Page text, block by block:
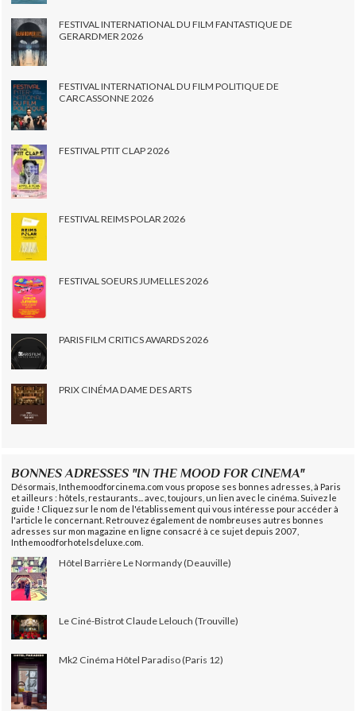
FESTIVAL INTERNATIONAL DU FILM FANTASTIQUE DE
GERARDMER 2026
FESTIVAL INTERNATIONAL DU FILM POLITIQUE DE
CARCASSONNE 2026
FESTIVAL PTIT CLAP 2026
FESTIVAL REIMS POLAR 2026
FESTIVAL SOEURS JUMELLES 2026
PARIS FILM CRITICS AWARDS 2026
PRIX CINÉMA DAME DES ARTS
BONNES ADRESSES "IN THE MOOD FOR CINEMA"
Désormais, Inthemoodforcinema.com vous propose ses bonnes adresses, à Paris
et ailleurs : hôtels, restaurants... avec, toujours, un lien avec le cinéma. Suivez le
guide ! Cliquez sur le nom de l'établissement qui vous intéresse pour accéder à
l'article le concernant. Retrouvez également de nombreuses autres bonnes
adresses sur mon magazine en ligne consacré à ce sujet depuis 2007,
Inthemoodforhotelsdeluxe.com.
Hôtel Barrière Le Normandy (Deauville)
Le Ciné-Bistrot Claude Lelouch (Trouville)
Mk2 Cinéma Hôtel Paradiso (Paris 12)